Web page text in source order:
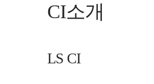
CI소개
LS CI